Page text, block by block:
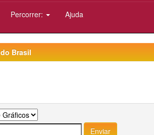
Percorrer: Ajuda
Brasil